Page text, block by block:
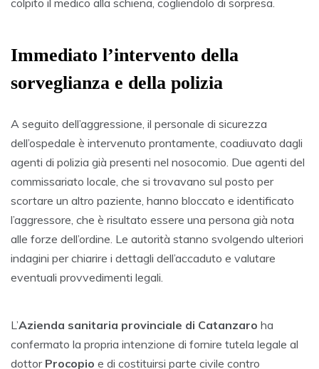
colpito il medico alla schiena, cogliendolo di sorpresa.
Immediato l’intervento della
sorveglianza e della polizia
A seguito dell’aggressione, il personale di sicurezza
dell’ospedale è intervenuto prontamente, coadiuvato dagli
agenti di polizia già presenti nel nosocomio. Due agenti del
commissariato locale, che si trovavano sul posto per
scortare un altro paziente, hanno bloccato e identificato
l’aggressore, che è risultato essere una persona già nota
alle forze dell’ordine. Le autorità stanno svolgendo ulteriori
indagini per chiarire i dettagli dell’accaduto e valutare
eventuali provvedimenti legali.
L’Azienda sanitaria provinciale di Catanzaro ha
confermato la propria intenzione di fornire tutela legale al
dottor Procopio e di costituirsi parte civile contro